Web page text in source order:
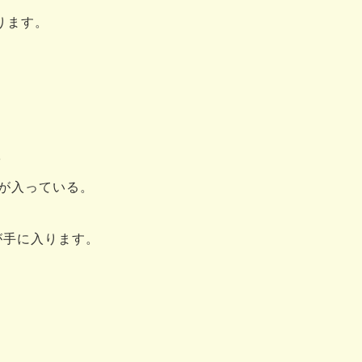
ます。
入っている。
に入ります。